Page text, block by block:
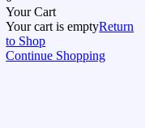
Your Cart
Your cart is emptyReturn
to Shop
Continue Shopping